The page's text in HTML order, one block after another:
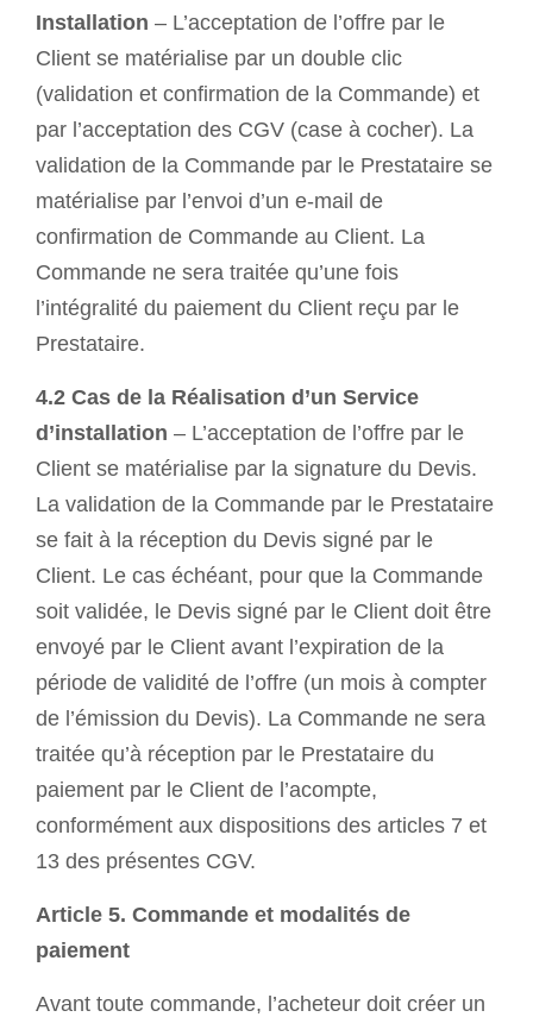
Installation – L’acceptation de l’offre par le
Client se matérialise par un double clic
(validation et confirmation de la Commande) et
par l’acceptation des CGV (case à cocher). La
validation de la Commande par le Prestataire se
matérialise par l’envoi d’un e-mail de
confirmation de Commande au Client. La
Commande ne sera traitée qu’une fois
l’intégralité du paiement du Client reçu par le
Prestataire.
4.2 Cas de la Réalisation d’un Service
d’installation – L’acceptation de l’offre par le
Client se matérialise par la signature du Devis.
La validation de la Commande par le Prestataire
se fait à la réception du Devis signé par le
Client. Le cas échéant, pour que la Commande
soit validée, le Devis signé par le Client doit être
envoyé par le Client avant l’expiration de la
période de validité de l’offre (un mois à compter
de l’émission du Devis). La Commande ne sera
traitée qu’à réception par le Prestataire du
paiement par le Client de l’acompte,
conformément aux dispositions des articles 7 et
13 des présentes CGV.
Article 5. Commande et modalités de
paiement
Avant toute commande, l’acheteur doit créer un